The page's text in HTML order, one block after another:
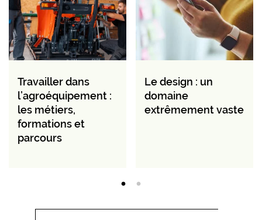
Travailler dans
l’agroéquipement :
les métiers,
formations et
parcours
Le design : un
domaine
extrêmement vaste